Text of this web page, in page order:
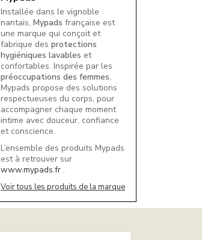
Installée dans le vignoble
nantais,Mypads française est
une marque qui conçoit et
fabrique desprotections
hygiéniques lavables et
confortables. Inspirée par les
préoccupations des femmes,
Mypads propose des solutions
respectueuses du corps, pour
accompagner chaque moment
intime avec douceur, confiance
et conscience.
L’ensemble des produits Mypads
est à retrouver sur
www.mypads.fr .
Voir tous les produits de la marque